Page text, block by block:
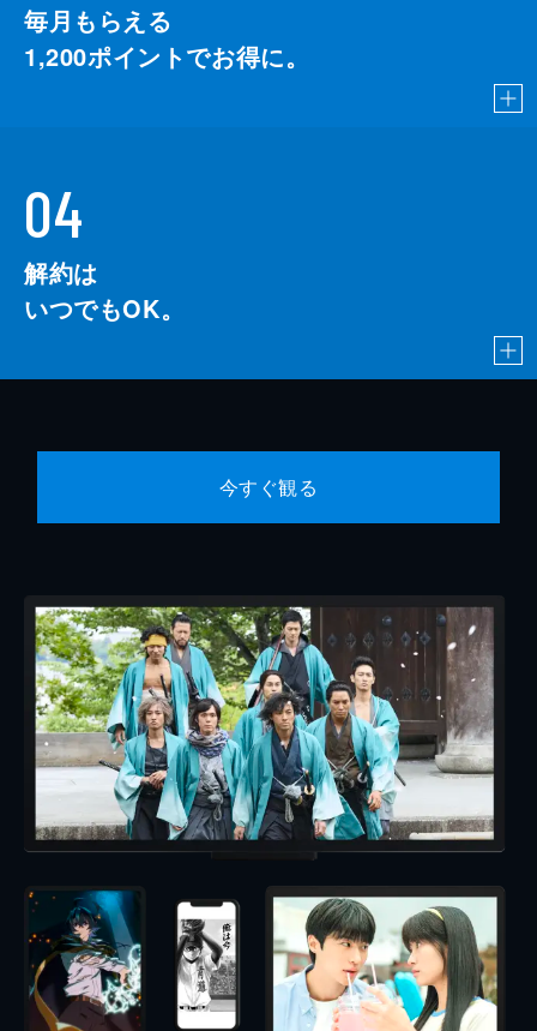
毎月もらえる
1,200ポイントでお得に。
04
解約は
いつでもOK。
今すぐ観る